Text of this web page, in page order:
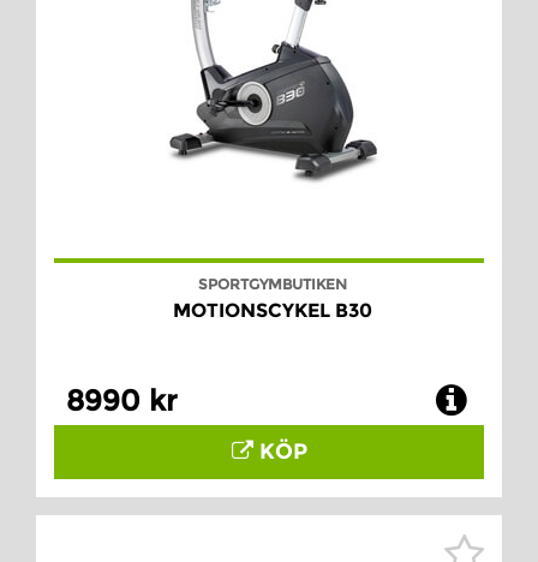
SPORTGYMBUTIKEN
MOTIONSCYKEL B30
8990 kr
KÖP